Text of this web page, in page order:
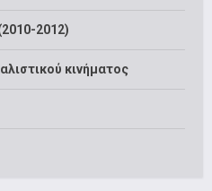
2012)
κινήματος